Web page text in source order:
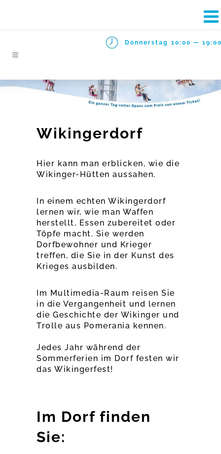
Donnerstag 10:00 —
Wikingerdorf
Hier kann man erblicken, wie die
Wikinger-Hütten aussahen.
In einem echten Wikingerdorf
lernen wir, wie man Waffen
herstellt, Essen zubereitet oder
Töpfe macht. Sie werden
Dorfbewohner und Krieger
treffen, die Sie in der Kunst des
Krieges ausbilden.
Im Multimedia-Raum reisen Sie
in die Vergangenheit und lernen
die Geschichte der Wikinger und
Trolle aus Pomerania kennen.
Jedes Jahr während der
Sommerferien im Dorf festen wir
das Wikingerfest!
Im Dorf finden
Sie: